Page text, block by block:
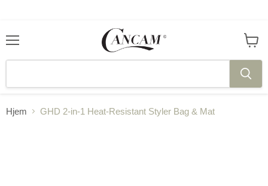
Hjem GHD 2-in-1 Heat-Resistant Styler Bag & Mat